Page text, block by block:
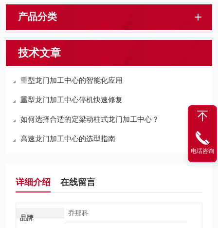
产品分类
技术文章
重型龙门加工中心的智能化应用
重型龙门加工中心停机快速修复
如何选择合适的定梁动柱式龙门加工中心？
高速龙门加工中心的选型指南
详细介绍 在线留言
品牌
乔那科
电话咨询